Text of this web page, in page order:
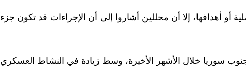
أو أهدافها، إلا أن محللين أشاروا إلى أن الإجراءات قد
سوريا خلال الأشهر الأخيرة، وسط زيادة في النشاط